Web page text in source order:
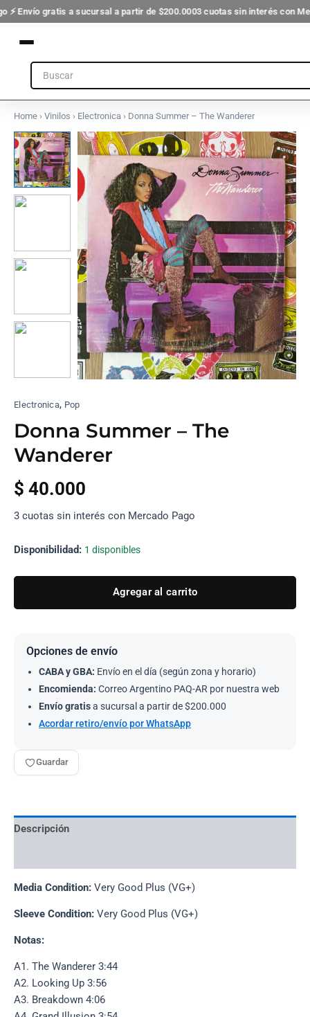
cuotas sin interés con Mercado Pago ⚡ Envío gratis a sucursal a partir de
Ir
al
contenido
Search
Home › Vinilos › Electronica › Donna Summer – The Wanderer
Electronica, Pop
Donna Summer – The
Wanderer
$ 40.000
3 cuotas sin interés con Mercado Pago
Disponibilidad: 1 disponibles
Donna
Summer
-
The
Wanderer
cantidad
Agregar al carrito
Opciones de envío
CABA y GBA: Envío en el día (según zona y horario)
Encomienda: Correo Argentino PAQ-AR por nuestra web
Envío gratisa sucursal a partir de $200.000
Acordar retiro/envío por WhatsApp
Guardar
Descripción
Media Condition: Very Good Plus (VG+)
Sleeve Condition: Very Good Plus (VG+)
Notas:
A1. The Wanderer 3:44
A2. Looking Up 3:56
A3. Breakdown 4:06
cantidad